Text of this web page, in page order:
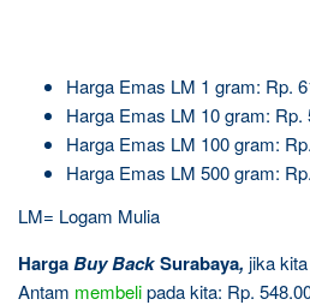
Harga Emas LM 1 gram: Rp.
Harga Emas LM 10 gram: Rp.
Harga Emas LM 100 gram:
Harga Emas LM 500 gram:
LM= Logam Mulia
HargaBuy BackSurabaya, jika
Antam membelipada kita: Rp.